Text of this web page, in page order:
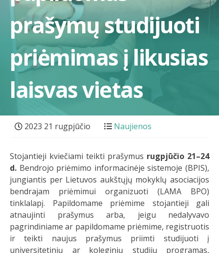
prašymų studijuoti
priėmimas į likusias
laisvas vietas
2023 21 rugpjūčio Naujienos
Stojantieji kviečiami teikti prašymus rugpjūčio 21–24
d. Bendrojo priėmimo informacinėje sistemoje (BPIS),
jungiantis per Lietuvos aukštųjų mokyklų asociacijos
bendrajam priėmimui organizuoti (LAMA BPO)
tinklalapį. Papildomame priėmime stojantieji gali
atnaujinti prašymus arba, jeigu nedalyvavo
pagrindiniame ar papildomame priėmime, registruotis
ir teikti naujus prašymus priimti studijuoti į
universitetinių ar koleginių studijų programas,